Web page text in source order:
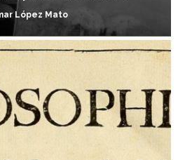
López Mato